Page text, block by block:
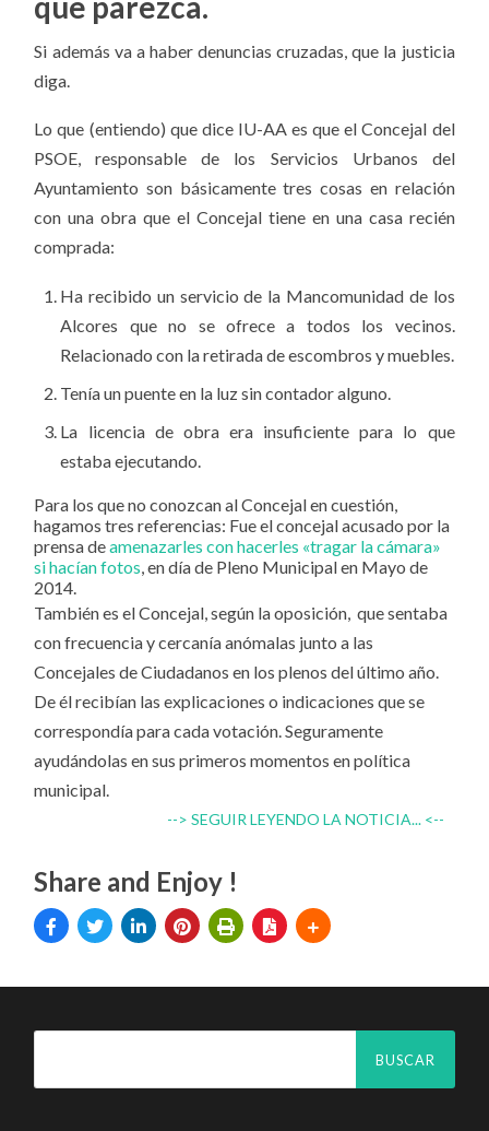
Si además va a haber denuncias cruzadas, que la justicia
diga.
Lo que (entiendo) que dice IU-AA es que el Concejal del
PSOE, responsable de los Servicios Urbanos del
Ayuntamiento son básicamente tres cosas en relación
con una obra que el Concejal tiene en una casa recién
comprada:
Ha recibido un servicio de la Mancomunidad de los
Alcores que no se ofrece a todos los vecinos.
Relacionado con la retirada de escombros y muebles.
Tenía un puente en la luz sin contador alguno.
La licencia de obra era insuficiente para lo que
estaba ejecutando.
Para los que no conozcan al Concejal en cuestión,
hagamos tres referencias: Fue el concejal acusado por la
prensa deamenazarles con hacerles «tragar la cámara»
si hacían fotos, en día de Pleno Municipal en Mayo de
2014.
También es el Concejal, según la oposición, que sentaba
con frecuencia y cercanía anómalas junto a las
Concejales de Ciudadanos en los plenos del último año.
De él recibían las explicaciones o indicaciones que se
correspondía para cada votación. Seguramente
ayudándolas en sus primeros momentos en política
municipal.
--> SEGUIR LEYENDO LA NOTICIA... <--
Share and Enjoy !